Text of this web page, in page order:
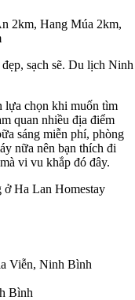
2km, Hang Múa 2km,
lựa chọn khi muốn tìm
quan nhiều địa điểm
sáng miễn phí, phòng
nữa nên bạn thích đi
vi vu khắp đó đây.
ở Ha Lan Homestay
Viễn, Ninh Bình
Bình